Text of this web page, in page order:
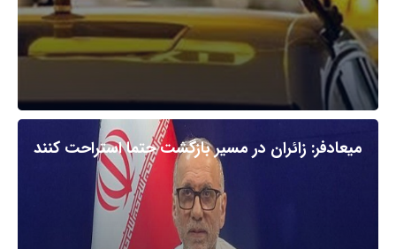
میعادفر: زائران در مسیر بازگشت حتما استراحت کنند